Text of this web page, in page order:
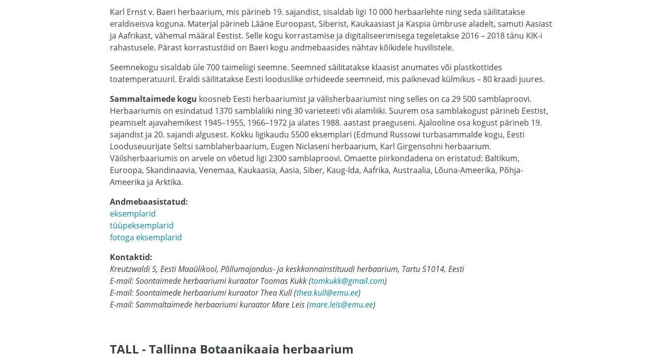
Karl Ernst v. Baeri herbaarium, mis pärineb 19. sajandist, sisaldab ligi 10 000 herbaarlehte ning seda säilitatakse
eraldiseisva koguna. Materjal pärineb Lääne Euroopast, Siberist, Kaukaasiast ja Kaspia ümbruse aladelt, samuti Aasiast
ja Aafrikast, vähemal määral Eestist. Selle kogu korrastamise ja digitaliseerimisega tegeletakse 2016 – 2018 tänu KIK-i
rahastusele. Pärast korrastustöid on Baeri kogu andmebaasides nähtav kõikidele huvilistele.
Seemnekogu sisaldab üle 700 taimeliigi seemne. Seemned säilitatakse klaasist anumates või plastkottides
toatemperatuuril. Eraldi säilitatakse Eesti looduslike orhideede seemneid, mis paiknevad külmikus – 80 kraadi juures.
Sammaltaimede kogu koosneb Eesti herbaariumist ja välisherbaariumist ning selles on ca 29 500 samblaproovi.
Herbaariumis on esindatud 1370 samblaliiki ning 30 varieteeti või alamliiki. Suurem osa samblakogust pärineb Eestist,
peamiselt ajavahemikest 1945–1955, 1966–1972 ja alates 1988. aastast praeguseni. Ajalooline osa kogust pärineb 19.
sajandist ja 20. sajandi algusest. Kokku ligikaudu 5500 eksemplari (Edmund Russowi turbasammalde kogu, Eesti
Looduseuurijate Seltsi samblaherbaarium, Eugen Niclaseni herbaarium, Karl Girgensohni herbaarium.
Väilsherbaariumis on arvele on võetud ligi 2300 samblaproovi. Omaette piirkondadena on eristatud: Baltikum,
Euroopa, Skandinaavia, Venemaa, Kaukaasia, Aasia, Siber, Kaug-Ida, Aafrika, Austraalia, Lõuna-Ameerika, Põhja-
Ameerika ja Arktika.
Andmebaasistatud:
eksemplarid
tüüpeksemplarid
fotoga eksemplarid
Kontaktid:
Kreutzwaldi 5, Eesti Maaülikool, Põllumajandus- ja keskkonnainstituudi herbaarium, Tartu 51014, Eesti
E-mail: Soontaimede herbaariumi kuraator Toomas Kukk (tomkukk@gmail.com)
E-mail: Soontaimede herbaariumi kuraator Thea Kull (thea.kull@emu.ee)
E-mail: Sammaltaimede herbaariumi kuraator Mare Leis (mare.leis@emu.ee)
TALL - Tallinna Botaanikaaia herbaarium